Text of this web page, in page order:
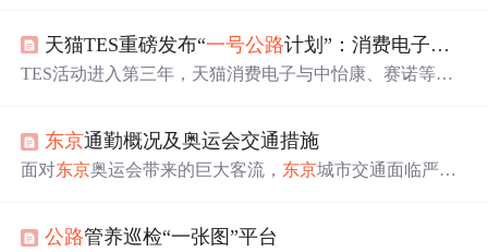
文化渊源。同时，从字母f的象形意义出发，揭示friend与fi
end、free等 词之间的内在联系，帮助读者掌握高效的单
天猫TES重磅发布“一号公路计划”：消费电子行业的生意该怎么做？
TES活动进入第三年，天猫消费电子与中怡康、赛诺等合
oT智能产品提升生活品质。
东京通勤概况及奥运会交通措施
面对东京奥运会带来的巨大客流， 东京城市交通面临严峻
解压力，采取了早通勤奖励、弹性工作制、面部识别系
公路管养巡检“一张图”平台